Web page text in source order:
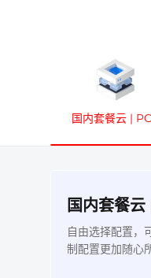
国内套餐云 |
国内套餐
自由选择配置，
制配置更加随心